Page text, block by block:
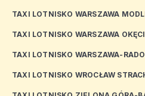
TAXI LOTNISKO WARSZAWA
TAXI LOTNISKO WARSZAWA
TAXI LOTNISKO WARSZAWA-
TAXI LOTNISKO WROCŁAW